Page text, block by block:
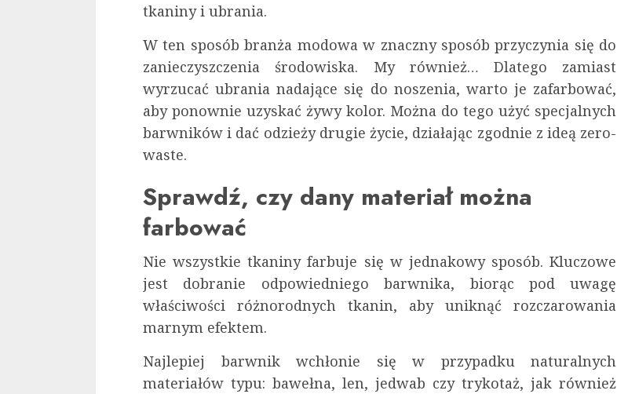
tkaniny i ubrania.
W ten sposób branża modowa w znaczny sposób przyczynia się do
zanieczyszczenia środowiska. My również… Dlatego zamiast
wyrzucać ubrania nadające się do noszenia, warto je zafarbować,
aby ponownie uzyskać żywy kolor. Można do tego użyć specjalnych
barwników i dać odzieży drugie życie, działając zgodnie z ideą zero-
waste.
Sprawdź, czy dany materiał można
farbować
Nie wszystkie tkaniny farbuje się w jednakowy sposób. Kluczowe
jest dobranie odpowiedniego barwnika, biorąc pod uwagę
właściwości różnorodnych tkanin, aby uniknąć rozczarowania
marnym efektem.
Najlepiej barwnik wchłonie się w przypadku naturalnych
materiałów typu: bawełna, len, jedwab czy trykotaż, jak również